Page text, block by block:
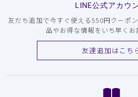
LINE公式アカウ
友だち追加で今すぐ使える550円クーポ
品やお得な情報をいち早くお
友達追加はこち